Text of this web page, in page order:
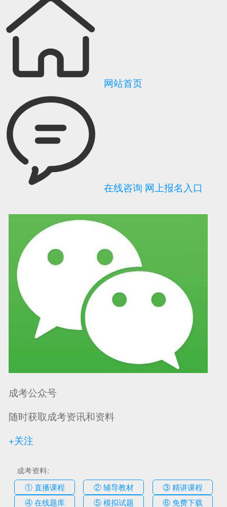
可信网站信用评 网络警察提醒你 诚信网站
网站首页
在线咨询 网上报名入口
成考公众号
随时获取成考资讯和资料
+关注
成考资料:
① 直播课程
② 辅导教材
③ 精讲课程
④ 在线题库
⑤ 模拟试题 ⑥ 免费下载